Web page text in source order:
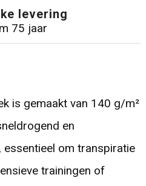
levering
75 jaar
is gemaakt van 140 g/m²
en
om transpiratie
trainingen of